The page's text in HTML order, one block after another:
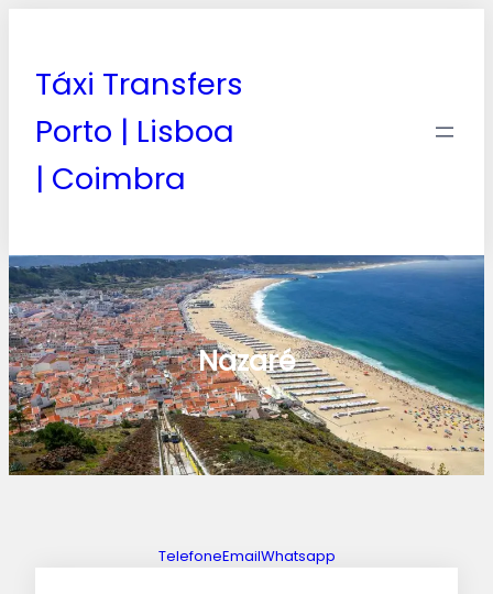
Táxi Transfers
Porto | Lisboa
| Coimbra
Nazaré
TelefoneEmailWhatsapp